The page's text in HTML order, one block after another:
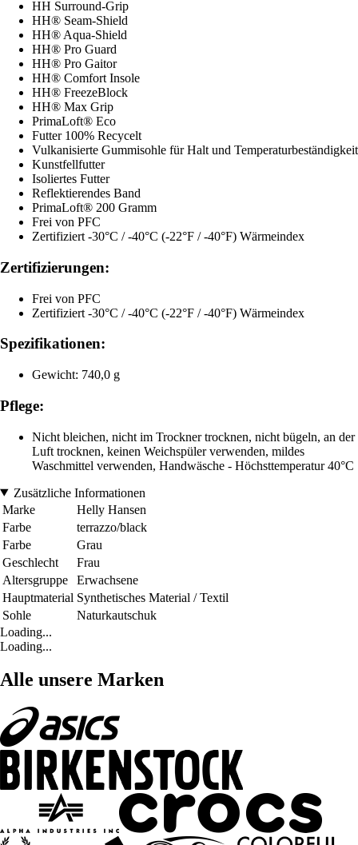
HH Surround-Grip
HH® Seam-Shield
HH® Aqua-Shield
HH® Pro Guard
HH® Pro Gaitor
HH® Comfort Insole
HH® FreezeBlock
HH® Max Grip
PrimaLoft® Eco
Futter 100% Recycelt
Vulkanisierte Gummisohle für Halt und Temperaturbeständigkeit
Kunstfellfutter
Isoliertes Futter
Reflektierendes Band
PrimaLoft® 200 Gramm
Frei von PFC
Zertifiziert -30°C / -40°C (-22°F / -40°F) Wärmeindex
Zertifizierungen:
Frei von PFC
Zertifiziert -30°C / -40°C (-22°F / -40°F) Wärmeindex
Spezifikationen:
Gewicht: 740,0 g
Pflege:
Nicht bleichen, nicht im Trockner trocknen, nicht bügeln, an der
Luft trocknen, keinen Weichspüler verwenden, mildes
Waschmittel verwenden, Handwäsche - Höchsttemperatur 40°C
Zusätzliche Informationen
Marke
Helly Hansen
Farbe
terrazzo/black
Farbe
Grau
Geschlecht
Frau
Altersgruppe
Erwachsene
Hauptmaterial Synthetisches Material / Textil
Sohle
Naturkautschuk
Loading...
Loading...
Alle unsere Marken